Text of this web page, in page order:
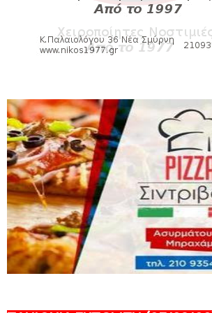
Δείτε την εκπομπή «Kara Talks»
August 07, 2026
KARA TALKS
SLIDE
Κύπελλο: Την Τετάρτη 19
Νίκη Βόλου - Πανιώνιος
August 07, 2026